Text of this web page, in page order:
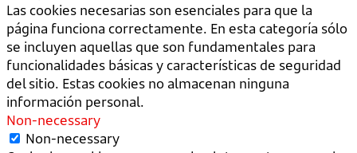
Las cookies necesarias son esenciales para que la
página funciona correctamente. En esta categoría sólo
se incluyen aquellas que son fundamentales para
funcionalidades básicas y características de seguridad
del sitio. Estas cookies no almacenan ninguna
información personal.
Non-necessary
Non-necessary